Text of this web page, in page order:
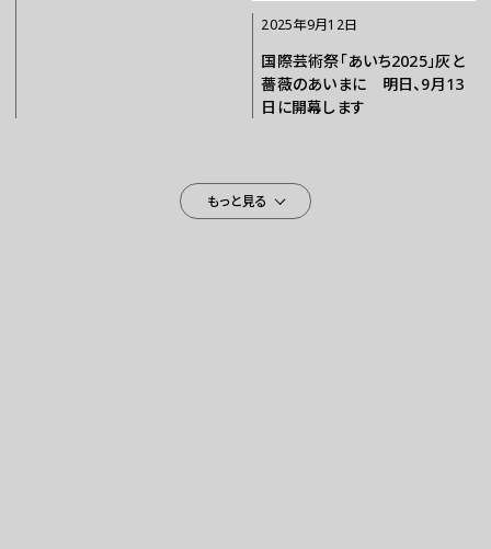
2025年9月12日
国際芸術祭「あいち2025」灰と
薔薇のあいまに 明日、9月13
日に開幕します
もっと見る